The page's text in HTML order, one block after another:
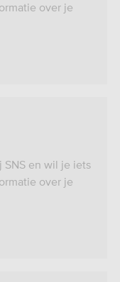
over je
en wil je iets
over je